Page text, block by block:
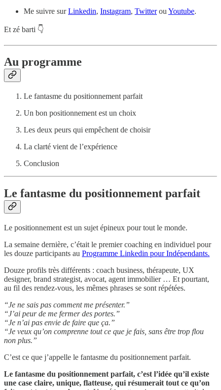
Me suivre surLinkedin, Instagram, Twitterou Youtube.
Et zé barti 👇
Au programme
Le fantasme du positionnement parfait
Un bon positionnement est un choix
Les deux peurs qui empêchent de choisir
La clarté vient de l’expérience
Conclusion
Le fantasme du positionnement parfait
Le positionnement est un sujet épineux pour tout le monde.
La semaine dernière, c’était le premier coaching en individuel pour
les douze participants au Programme Linkedin pour Indépendants.
Douze profils très différents : coach business, thérapeute, UX
designer, brand strategist, avocat, agent immobilier … Et pourtant,
au fil des rendez-vous, les mêmes phrases se sont répétées.
“Je ne sais pas comment me présenter.”
“J’ai peur de me fermer des portes.”
“Je n’ai pas envie de faire que ça.”
“Je veux qu’on comprenne tout ce que je fais, sans être trop flou
non plus.”
C’est ce que j’appelle le fantasme du positionnement parfait.
Le fantasme du positionnement parfait, c’est l’idée qu’il existe
une case claire, unique, flatteuse, qui résumerait tout ce qu’on